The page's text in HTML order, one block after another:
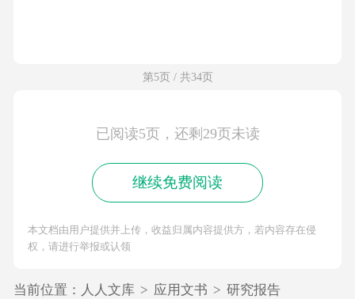
第5页 / 共34页
已阅读5页，还剩29页未读
继续免费阅读
本文档由用户提供并上传，收益归属内容提供方，若内容存在侵
权，请进行举报或认领
当前位置： 人人文库 > 应用文书 > 研究报告